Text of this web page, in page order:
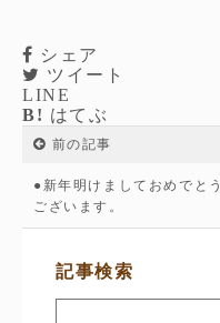
シェア
ツイート
LINE
B! はてぶ
前の記事
●新年明けましておめでとう
ございます。
サ
記事検索